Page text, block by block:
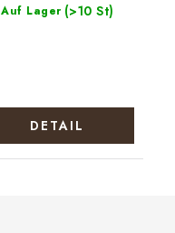
Auf Lager (>10 St)
DETAIL